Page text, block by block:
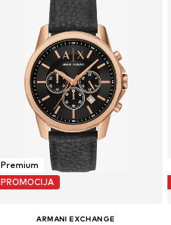
Premium
PROMOCIJA
ARMANI EXCHANGE